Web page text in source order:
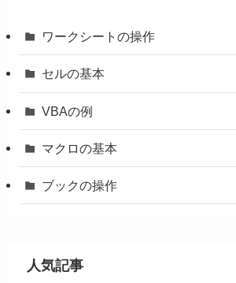
ワークシートの操作
セルの基本
VBAの例
マクロの基本
ブックの操作
人気記事